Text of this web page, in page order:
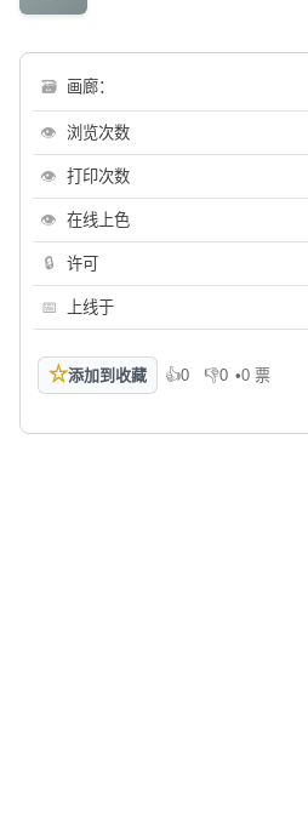
🗃 画廊：
👁 浏览次数
👁 打印次数
👁 在线上色
🔒 许可
📅 上线于
☆添加到收藏 👍0
喜欢 👎0
不喜欢
•0 票